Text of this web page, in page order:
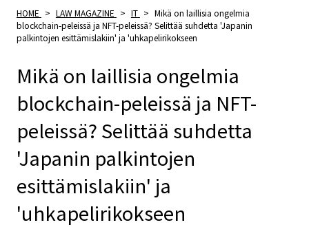
HOME > LAW MAGAZINE > IT > Mikä on laillisia ongelmia
blockchain-peleissä ja NFT-peleissä? Selittää suhdetta 'Japanin
palkintojen esittämislakiin' ja 'uhkapelirikokseen
Mikä on laillisia ongelmia
blockchain-peleissä ja NFT-
peleissä? Selittää suhdetta
'Japanin palkintojen
esittämislakiin' ja
'uhkapelirikokseen